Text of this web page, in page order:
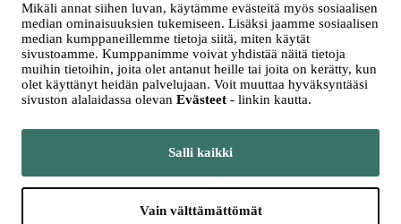
Mikäli annat siihen luvan, käytämme evästeitä myös sosiaalisen
median ominaisuuksien tukemiseen. Lisäksi jaamme sosiaalisen
median kumppaneillemme tietoja siitä, miten käytät
sivustoamme. Kumppanimme voivat yhdistää näitä tietoja
muihin tietoihin, joita olet antanut heille tai joita on kerätty, kun
olet käyttänyt heidän palvelujaan. Voit muuttaa hyväksyntääsi
sivuston alalaidassa olevan Evästeet - linkin kautta.
Salli kaikki
Vain välttämättömät